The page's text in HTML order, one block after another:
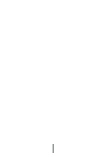
I